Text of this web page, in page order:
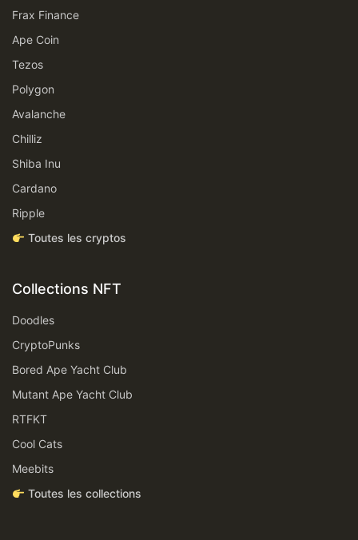
Frax Finance
Ape Coin
Tezos
Polygon
Avalanche
Chilliz
Shiba Inu
Cardano
Ripple
Toutes les cryptos
Collections NFT
Doodles
CryptoPunks
Bored Ape Yacht Club
Mutant Ape Yacht Club
RTFKT
Cool Cats
Meebits
Toutes les collections